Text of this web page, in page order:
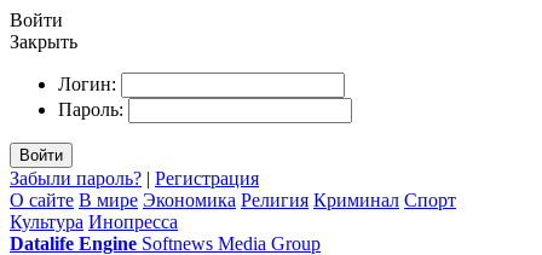
Войти
Закрыть
Логин:
Пароль:
Войти
Забыли пароль? | Регистрация
О сайте В мире Экономика Религия Криминал Спорт
Культура Инопресса
Datalife Engine Softnews Media Group